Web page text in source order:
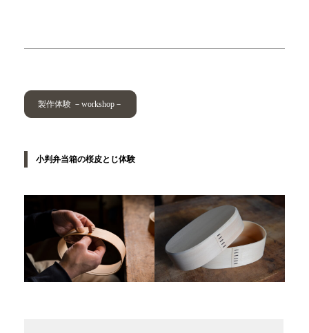
製作体験 －workshop－
小判弁当箱の桜皮とじ体験